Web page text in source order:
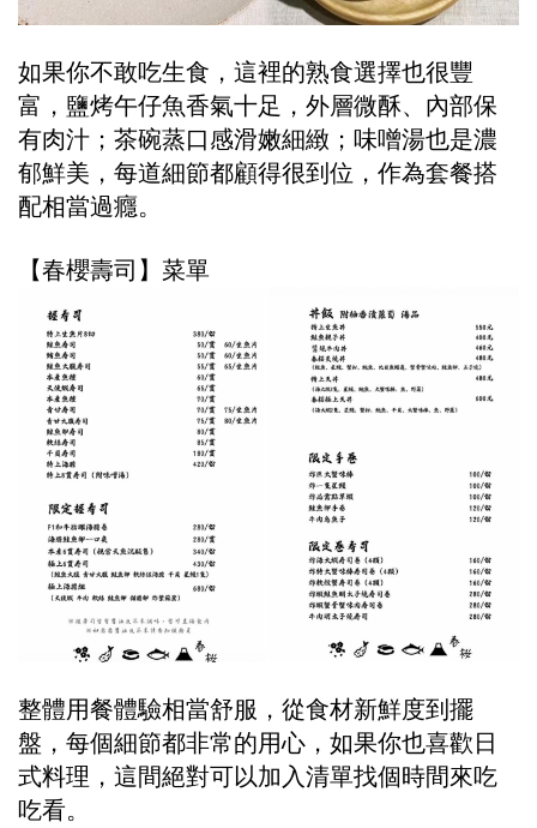
如果你不敢吃生食，這裡的熟食選擇也很豐
富，鹽烤午仔魚香氣十足，外層微酥、內部保
有肉汁；茶碗蒸口感滑嫩細緻；味噌湯也是濃
郁鮮美，每道細節都顧得很到位，作為套餐搭
配相當過癮。
【春櫻壽司】菜單
整體用餐體驗相當舒服，從食材新鮮度到擺
盤，每個細節都非常的用心，如果你也喜歡日
式料理，這間絕對可以加入清單找個時間來吃
吃看。